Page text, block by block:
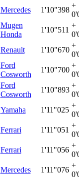
Mercedes 1'10"398
+
Mugen
Honda
1'10"511
+
Renault 1'10"670
+
Ford
Cosworth
1'10"700
+
Ford
Cosworth
1'10"893
+
Yamaha 1'11"025
+
Ferrari 1'11"051
+
Ferrari 1'11"056
+
Mercedes 1'11"076
+